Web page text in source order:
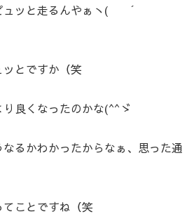
ュッと走るんやぁヽ( ´
とですか（笑
良くなったのかな(^^ゞ
なるかわかったからなぁ、思った通
ことですね（笑